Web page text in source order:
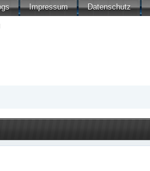
Impressum Datenschutz